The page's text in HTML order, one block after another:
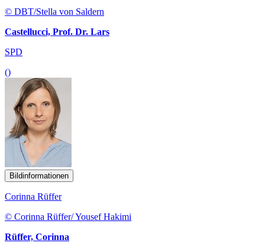
© DBT/Stella von Saldern
Castellucci, Prof. Dr. Lars
SPD
()
Bildinformationen
Corinna Rüffer
© Corinna Rüffer/ Yousef Hakimi
Rüffer, Corinna